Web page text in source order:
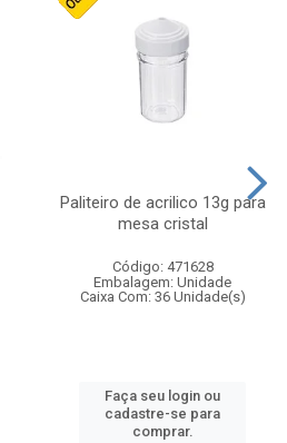
Paliteiro de acrilico 13g para
mesa cristal
Código: 471628
Embalagem: Unidade
Caixa Com: 36 Unidade(s)
Faça seu login ou
cadastre-se para
comprar.